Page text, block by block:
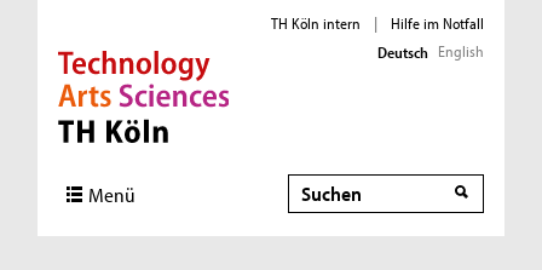
Direkt zur Hauptnavigation
Direkt zur Subnavigation
Direkt zum Inhalt
Direkt zum Fußbereich
TH Köln intern |
Hilfe im Notfall
Deutsch English
Menü Suche